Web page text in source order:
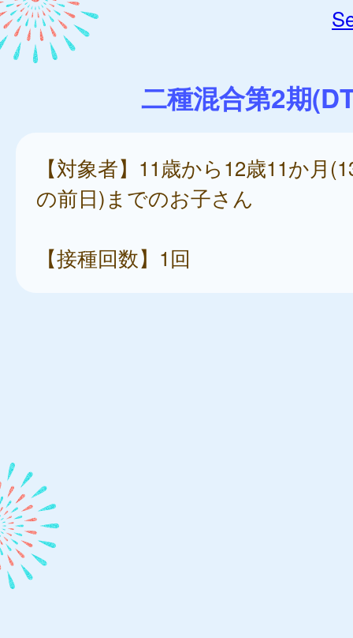
二種混合第2期
【対象者】11歳から12歳11か月
の前日)までのお子さん
【接種回数】1回